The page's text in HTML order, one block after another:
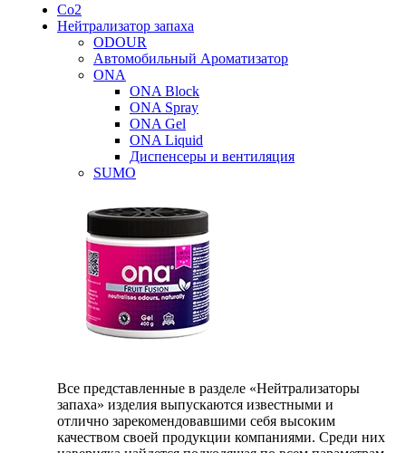
Со2
Нейтрализатор запаха
ODOUR
Автомобильный Ароматизатор
ONA
ONA Block
ONA Spray
ONA Gel
ONA Liquid
Диспенсеры и вентиляция
SUMO
Все представленные в разделе «Нейтрализаторы
запаха» изделия выпускаются известными и
отлично зарекомендовавшими себя высоким
качеством своей продукции компаниями. Среди них